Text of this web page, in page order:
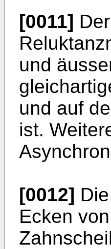
[0011]
und
und auf
ist.
[0012]
Ecken